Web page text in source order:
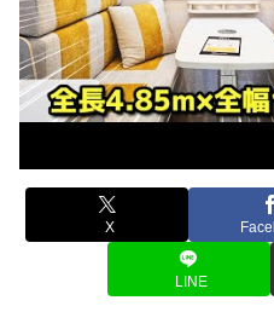
X
LINE